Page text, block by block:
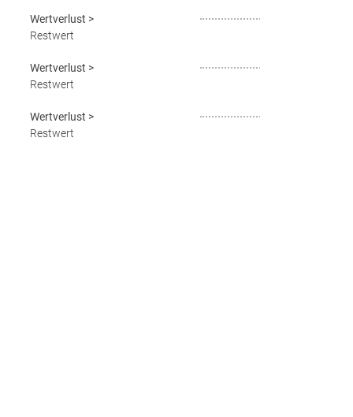
Wertverlust >
Restwert
Wertverlust >
Restwert
Wertverlust >
Restwert